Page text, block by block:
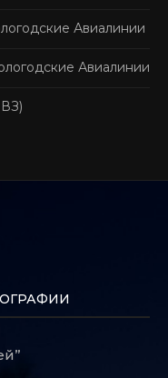
Авиалинии
Авиалинии